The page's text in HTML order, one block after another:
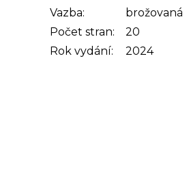
Vazba:
brožovaná
Počet stran:
20
Rok vydání:
2024